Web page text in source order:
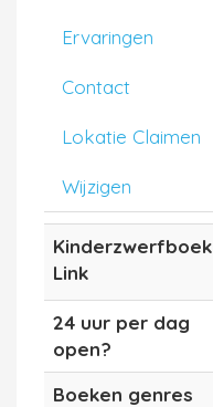
Ervaringen
Contact
Lokatie Claimen
Wijzigen
Kinderzwerfboek
Link
24 uur per dag
open?
Boeken genres